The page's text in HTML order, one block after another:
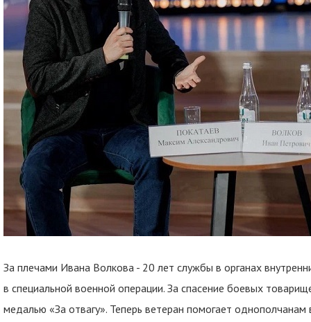
За плечами Ивана Волкова - 20 лет службы в органах
в специальной военной операции. За спасение боевых
медалью «За отвагу». Теперь ветеран помогает